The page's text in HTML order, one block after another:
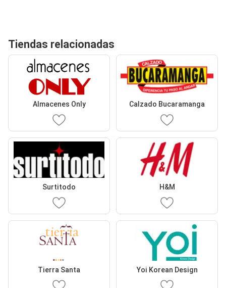
Tiendas relacionadas
Almacenes Only Calzado Bucaramanga
Surtitodo H&M
Tierra Santa Yoi Korean Design